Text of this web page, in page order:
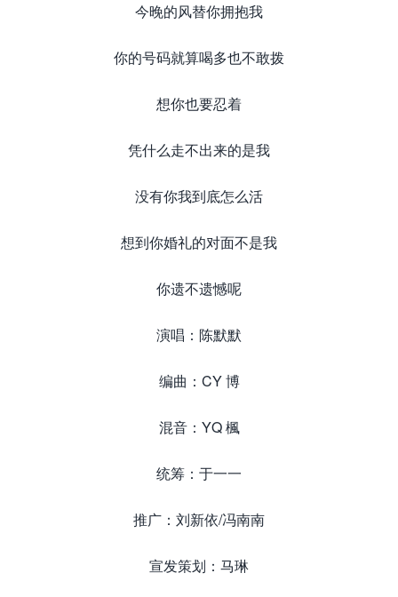
今晚的风替你拥抱我
你的号码就算喝多也不敢拨
想你也要忍着
凭什么走不出来的是我
没有你我到底怎么活
想到你婚礼的对面不是我
你遗不遗憾呢
演唱：陈默默
编曲：CY 博
混音：YQ 楓
统筹：于一一
推广：刘新依/冯南南
宣发策划：马琳